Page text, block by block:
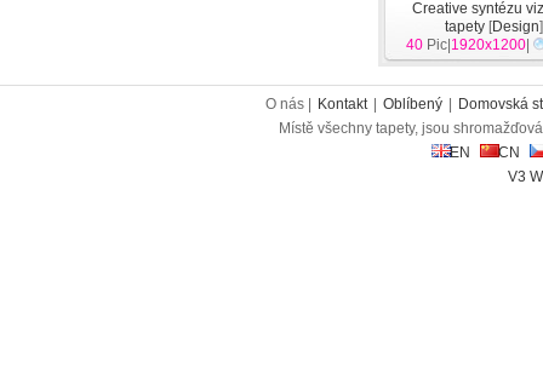
Creative syntézu
tapety [Design]
40 Pic| 1920x1200
O nás | Kontakt Oblíbený
Domovská
Místě všechny tapety, jsou
EN
CN
V3